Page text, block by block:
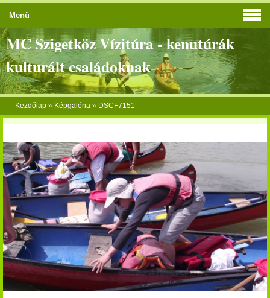
MC Szigetköz Vízitúra - kenutúrák
kulturált családoknak
Kezdőlap » Képgaléria » DSCF7151
Menü